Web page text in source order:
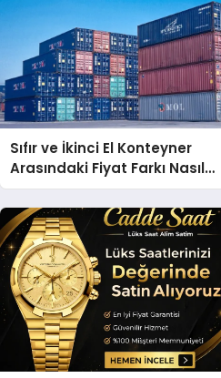
Sıfır ve İkinci El Konteyner
Arasındaki Fiyat Farkı Nasıl
Oluşur?